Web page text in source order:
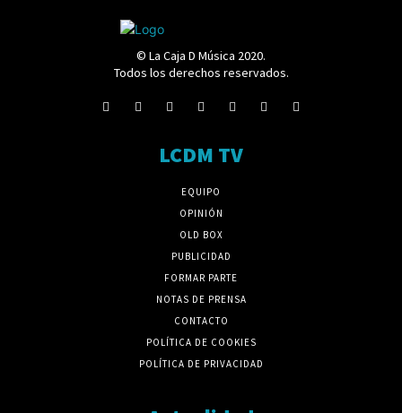
© La Caja D Música 2020.
Todos los derechos reservados.
LCDM TV
EQUIPO
OPINIÓN
OLD BOX
PUBLICIDAD
FORMAR PARTE
NOTAS DE PRENSA
CONTACTO
POLÍTICA DE COOKIES
POLÍTICA DE PRIVACIDAD